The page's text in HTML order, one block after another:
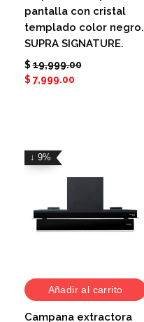
pantalla con cristal
templado color negro.
SUPRA SIGNATURE.
$ 19,999.00
$ 7,999.00
↓ 9%
Añadir al carrito
Campana extractora